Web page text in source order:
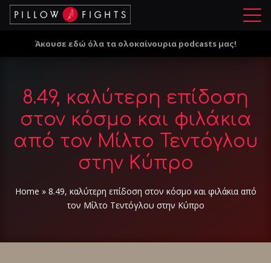
Μ
ο
Άκουσε εδώ όλα τα ολοκαίνουρια podcasts μας!
8.49, καλύτερη επίδοση
στον κόσμο και φιλάκια
από τον Μίλτο Τεντόγλου
στην Κύπρο
Home » 8.49, καλύτερη επίδοση στον κόσμο και φιλάκια από
τον Μίλτο Τεντόγλου στην Κύπρο